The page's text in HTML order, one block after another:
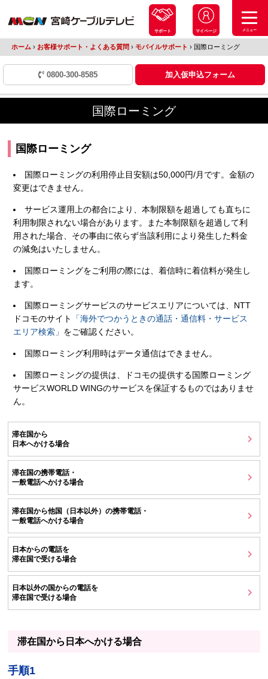
サポート マイページ メニュー
ホーム › お客様サポート・よくある質問 › モバイルサポート ›国際ローミング
0800-300-8585 加入仮申込フォーム
国際ローミング
国際ローミング
国際ローミングの利用停止目安額は50,000円/月です。金額の
変更はできません。
サービス運用上の都合により、本制限額を超過しても直ちに
利用制限されない場合があります。また本制限額を超過して利
用された場合、その事由に依らず当該利用により発生した料金
の減免はいたしません。
国際ローミングをご利用の際には、着信時に着信料が発生し
ます。
国際ローミングサービスのサービスエリアについては、NTT
ドコモのサイト
「海外でつかうときの通話・通信料・サービス
エリア検索」 をご確認ください。
国際ローミング利用時はデータ通信はできません。
国際ローミングの提供は、ドコモの提供する国際ローミング
サービスWORLD WINGのサービスを保証するものではありませ
ん。
滞在国から
日本へかける場合
滞在国の携帯電話・
一般電話へかける場合
滞在国から他国（日本以外）の携帯電話・
一般電話へかける場合
日本からの電話を
滞在国で受ける場合
日本以外の国からの電話を
滞在国で受ける場合
滞在国から日本へかける場合
手順1